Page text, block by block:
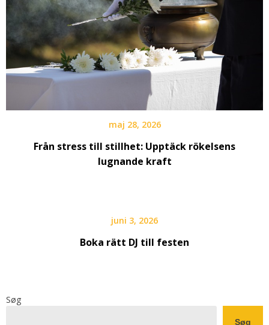
maj 28, 2026
Från stress till stillhet: Upptäck rökelsens
lugnande kraft
juni 3, 2026
Boka rätt DJ till festen
Søg
Søg